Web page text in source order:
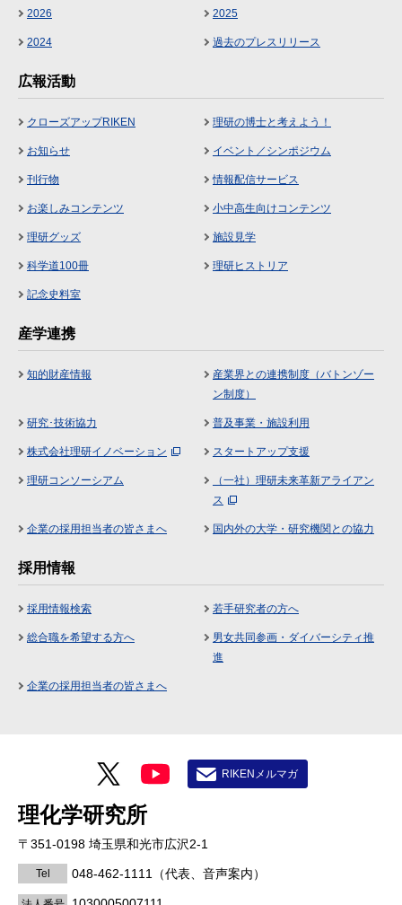
2026 2025
2024 過去のプレスリリース
広報活動
クローズアップRIKEN 理研の博士と考えよう！
お知らせ イベント／シンポジウム
刊行物 情報配信サービス
お楽しみコンテンツ 小中高生向けコンテンツ
理研グッズ 施設見学
科学道100冊 理研ヒストリア
記念史料室
産学連携
知的財産情報
産業界との連携制度（バトンゾー
ン制度）
研究･技術協力 普及事業・施設利用
株式会社理研イノベーション スタートアップ支援
理研コンソーシアム
（一社）理研未来革新アライアン
ス
企業の採用担当者の皆さまへ 国内外の大学・研究機関との協力
採用情報
採用情報検索 若手研究者の方へ
総合職を希望する方へ
男女共同参画・ダイバーシティ推
進
企業の採用担当者の皆さまへ
理化学研究所
〒351-0198 埼玉県和光市広沢2-1
Tel 048-462-1111 （代表、音声案内）
RIKENメルマガ